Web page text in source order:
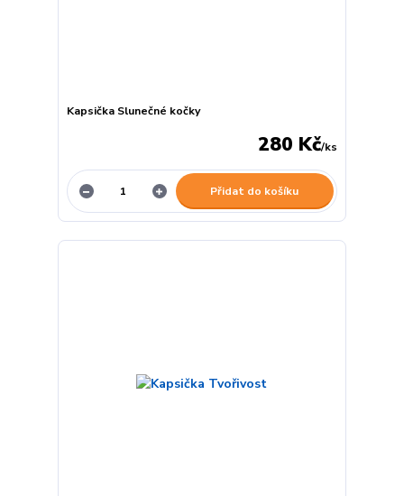
Kapsička Slunečné kočky
280 Kč/ks
Přidat do košíku